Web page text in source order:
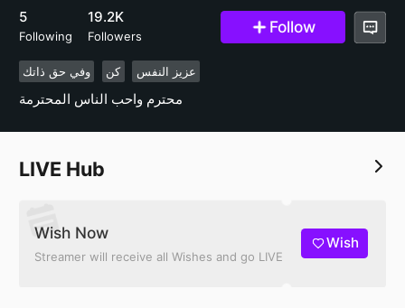
5
Following
19.2K
Followers Follow
وفي حق ذاتك كن عزيز النفس
محترم واحب الناس المحترمة
LIVE Hub
Wish Now
Streamer will receive all Wishes and go LIVE
Wish